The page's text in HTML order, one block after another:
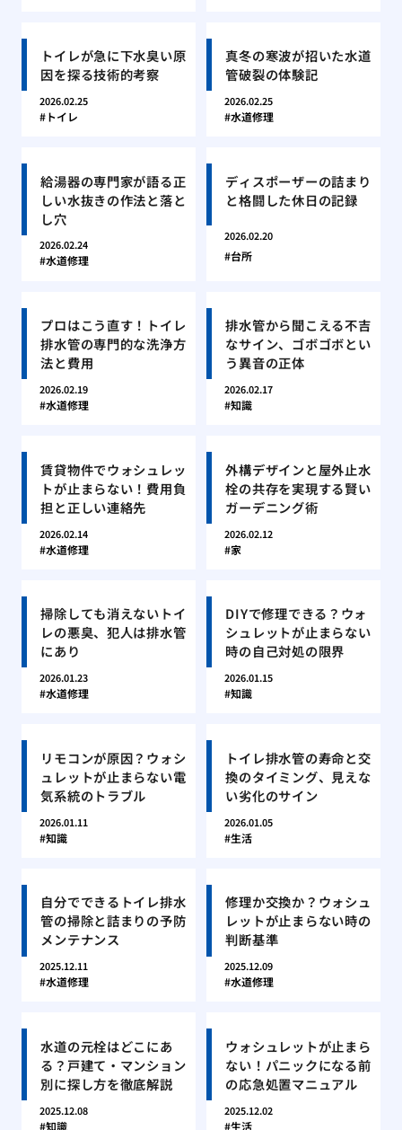
トイレが急に下水臭い原
因を探る技術的考察
2026.02.25
トイレ
真冬の寒波が招いた水道
管破裂の体験記
2026.02.25
水道修理
給湯器の専門家が語る正
しい水抜きの作法と落と
し穴
2026.02.24
水道修理
ディスポーザーの詰まり
と格闘した休日の記録
2026.02.20
台所
プロはこう直す！トイレ
排水管の専門的な洗浄方
法と費用
2026.02.19
水道修理
排水管から聞こえる不吉
なサイン、ゴボゴボとい
う異音の正体
2026.02.17
知識
賃貸物件でウォシュレッ
トが止まらない！費用負
担と正しい連絡先
2026.02.14
水道修理
外構デザインと屋外止水
栓の共存を実現する賢い
ガーデニング術
2026.02.12
家
掃除しても消えないトイ
レの悪臭、犯人は排水管
にあり
2026.01.23
水道修理
DIYで修理できる？ウォ
シュレットが止まらない
時の自己対処の限界
2026.01.15
知識
リモコンが原因？ウォシ
ュレットが止まらない電
気系統のトラブル
2026.01.11
知識
トイレ排水管の寿命と交
換のタイミング、見えな
い劣化のサイン
2026.01.05
生活
自分でできるトイレ排水
管の掃除と詰まりの予防
メンテナンス
2025.12.11
水道修理
修理か交換か？ウォシュ
レットが止まらない時の
判断基準
2025.12.09
水道修理
水道の元栓はどこにあ
る？戸建て・マンション
別に探し方を徹底解説
2025.12.08
知識
ウォシュレットが止まら
ない！パニックになる前
の応急処置マニュアル
2025.12.02
生活